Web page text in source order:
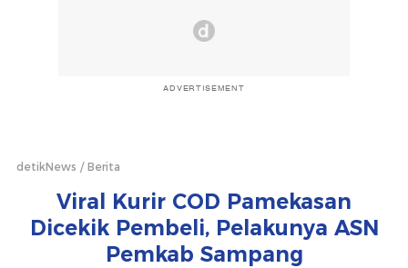
ADVERTISEMENT
detikNews Berita
Viral Kurir COD Pamekasan
Dicekik Pembeli, Pelakunya ASN
Pemkab Sampang